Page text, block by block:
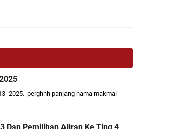
-2025. perghhh panjang nama makmal